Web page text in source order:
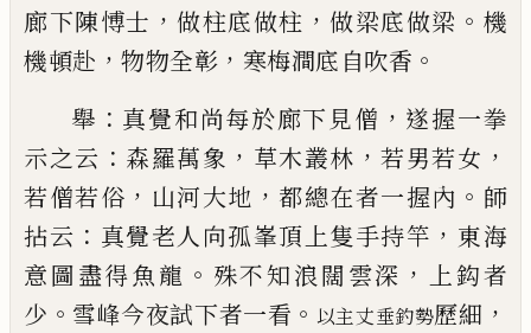
廊下陳愽士 ， 做柱底做柱 ， 做梁底做梁 。 機
機頓赴 ， 物物全彰 ， 寒梅澗底 自吹香 。
舉 ： 真覺和尚每於廊下見僧 ， 遂握一拳
示之云 ： 森羅萬象 ， 草木叢林 ，若男若女 ，
若僧若俗 ， 山河大地 ， 都總在者一握內 。 師
拈云 ： 真覺老人向孤峯頂上隻手持竿 ， 東海
意圖盡得魚龍 。 殊不知浪闊雲深 ，
上鈎者
少 。 雪峰今夜試下者一看 。 以主丈垂釣勢歷細 ，